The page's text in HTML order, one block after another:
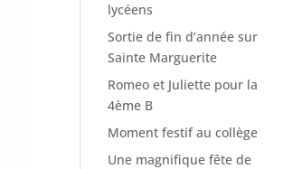
lycéens
Sortie de fin d’année sur
Sainte Marguerite
Romeo et Juliette pour la
4ème B
Moment festif au collège
Une magnifique fête de